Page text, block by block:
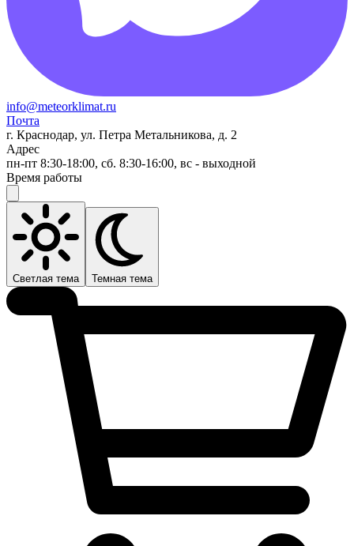
info@meteorklimat.ru
Почта
г. Краснодар, ул. Петра Метальникова, д. 2
Адрес
пн-пт 8:30-18:00, сб. 8:30-16:00, вс - выходной
Время работы
Светлая тема Темная тема